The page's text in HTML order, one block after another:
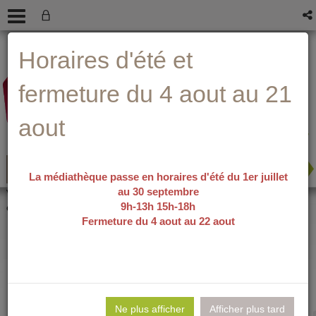
menu
contenu
recherche
Vous êtes ici :
Détail du
document
Apprendre la vie
Horaires d'été et
fermeture du 4 aout au 21
aout
La médiathèque passe en horaires d'été du 1er juillet
au 30 septembre
9h-13h 15h-18h
Fermeture du 4 aout au 22 aout
Ne plus afficher Afficher plus tard